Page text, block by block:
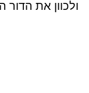
ולכוון את הדור